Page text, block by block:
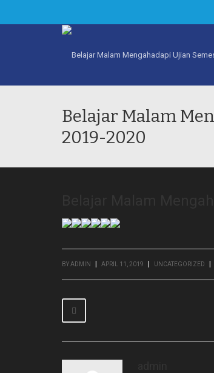
Belajar Malam
2019-2020
BYADMIN | APRIL 11, 2019 | UNCATEGORIZED |